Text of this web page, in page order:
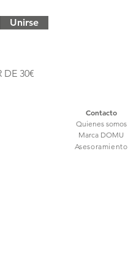
Unirse
DE 30€
Contacto
Quienes somos
Marca DOMU
Asesoramiento